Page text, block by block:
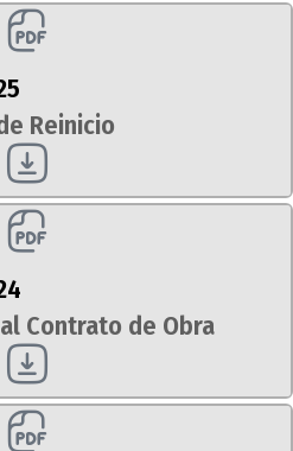
Reinicio
Contrato de Obra